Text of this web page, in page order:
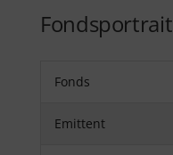
Fondsportrait
Fonds
Emittent